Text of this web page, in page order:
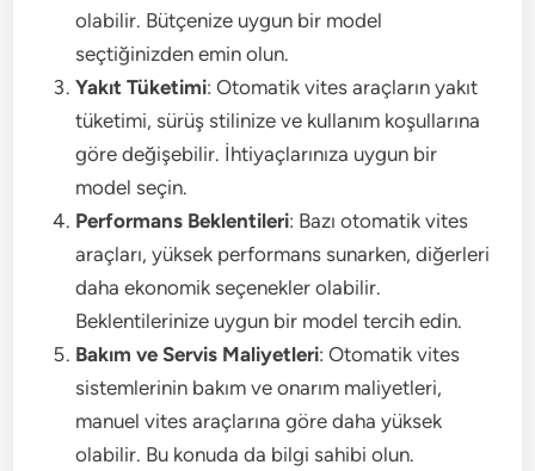
olabilir. Bütçenize uygun bir model
seçtiğinizden emin olun.
Yakıt Tüketimi: Otomatik vites araçların yakıt
tüketimi, sürüş stilinize ve kullanım koşullarına
göre değişebilir. İhtiyaçlarınıza uygun bir
model seçin.
Performans Beklentileri: Bazı otomatik vites
araçları, yüksek performans sunarken, diğerleri
daha ekonomik seçenekler olabilir.
Beklentilerinize uygun bir model tercih edin.
Bakım ve Servis Maliyetleri: Otomatik vites
sistemlerinin bakım ve onarım maliyetleri,
manuel vites araçlarına göre daha yüksek
olabilir. Bu konuda da bilgi sahibi olun.